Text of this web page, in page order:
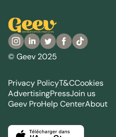
© Geev 2025
Privacy PolicyT&CCookies
AdvertisingPressJoin us
Geev ProHelp CenterAbout